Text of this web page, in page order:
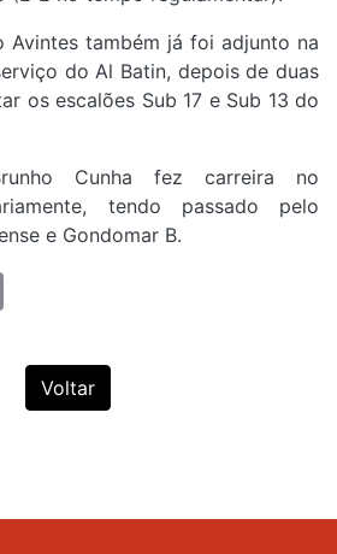
Avintes também já foi adjunto na
do Al Batin, depois de duas
os escalões Sub 17 e Sub 13 do
Cunha fez carreira no
tendo passado pelo
e Gondomar B.
Voltar